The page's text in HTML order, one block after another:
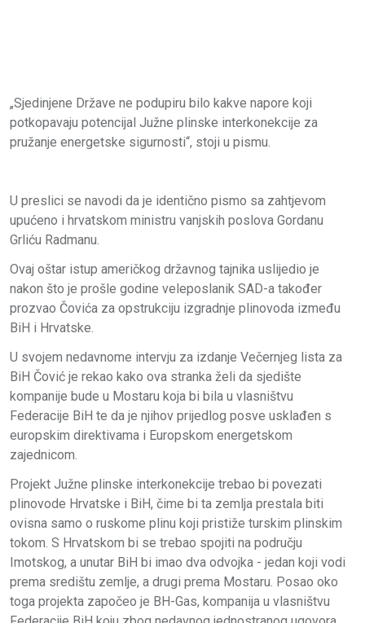
„Sjedinjene Države ne podupiru bilo kakve napore koji
potkopavaju potencijal Južne plinske interkonekcije za
pružanje energetske sigurnosti“, stoji u pismu.
U preslici se navodi da je identično pismo sa zahtjevom
upućeno i hrvatskom ministru vanjskih poslova Gordanu
Grliću Radmanu.
Ovaj oštar istup američkog državnog tajnika uslijedio je
nakon što je prošle godine veleposlanik SAD-a također
prozvao Čovića za opstrukciju izgradnje plinovoda između
BiH i Hrvatske.
U svojem nedavnome intervju za izdanje Večernjeg lista za
BiH Čović je rekao kako ova stranka želi da sjedište
kompanije bude u Mostaru koja bi bila u vlasništvu
Federacije BiH te da je njihov prijedlog posve usklađen s
europskim direktivama i Europskom energetskom
zajednicom.
Projekt Južne plinske interkonekcije trebao bi povezati
plinovode Hrvatske i BiH, čime bi ta zemlja prestala biti
ovisna samo o ruskome plinu koji pristiže turskim plinskim
tokom. S Hrvatskom bi se trebao spojiti na području
Imotskog, a unutar BiH bi imao dva odvojka - jedan koji vodi
prema središtu zemlje, a drugi prema Mostaru. Posao oko
toga projekta započeo je BH-Gas, kompanija u vlasništvu